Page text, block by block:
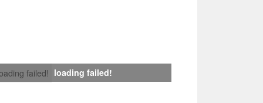
failed! loading failed!